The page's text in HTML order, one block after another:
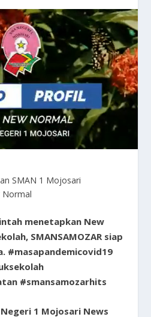
SMAN 1 Mojosari
Normal
menetapkan New
SMANSAMOZAR siap
#masapandemicovid19
#smansamozarhits
Negeri 1 Mojosari News